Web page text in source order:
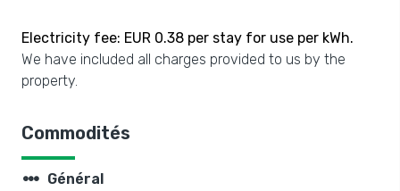
Electricity fee: EUR 0.38 per stay for use per kWh.
We have included all charges provided to us by the
property.
Commodités
steppers Général